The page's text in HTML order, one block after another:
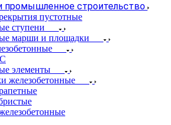
промышленное строительство
пустотные
ступени
марши и площадки
элементы
железобетонные